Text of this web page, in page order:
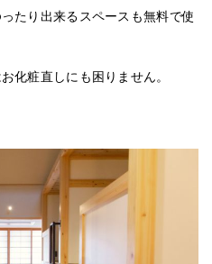
たり出来るスペースも無料で使
化粧直しにも困りません。